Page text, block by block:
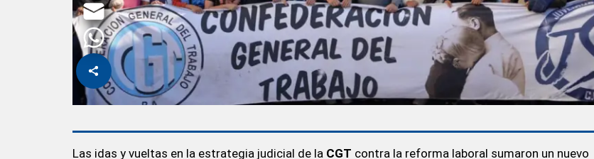
Las idas y vueltas en la estrategia judicial de la CGT contra la reforma laboral sumaron un nuevo